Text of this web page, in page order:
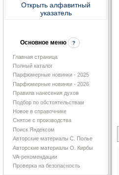
Открыть алфавитный
указатель
Основное меню ?
Главная страница
Полный каталог
Парфюмерные новинки - 2025
Парфюмерные новинки - 2026
Правила нанесения духов
Подбор по обстоятельствам
Новое в справочнике
Снятое с производства
Поиск Яндексом
Авторские материалы С. Полье
Авторские материалы О. Кирбы
VA-рекомендации
Проверка на безопасность